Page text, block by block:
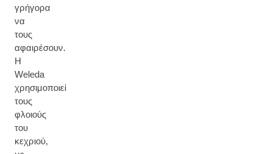
γρήγορα
να
τους
αφαιρέσουν.
Η
Weleda
χρησιμοποιεί
τους
φλοιούς
του
κεχριού,